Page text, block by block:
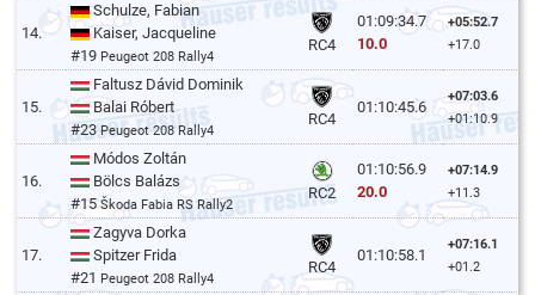
14.
Schulze, Fabian
Kaiser, Jacqueline
#19 Peugeot 208 Rally4
RC4
01:09:34.7
10.0
+05:52.7
+17.0
15.
Faltusz Dávid Dominik
Balai Róbert
#23 Peugeot 208 Rally4
RC4
01:10:45.6
+07:03.6
+01:10.9
16.
Módos Zoltán
Bölcs Balázs
#15Škoda Fabia RS Rally2
RC2
01:10:56.9
20.0
+07:14.9
+11.3
17.
Zagyva Dorka
Spitzer Frida
#21 Peugeot 208 Rally4
RC4
01:10:58.1
+07:16.1
+01.2